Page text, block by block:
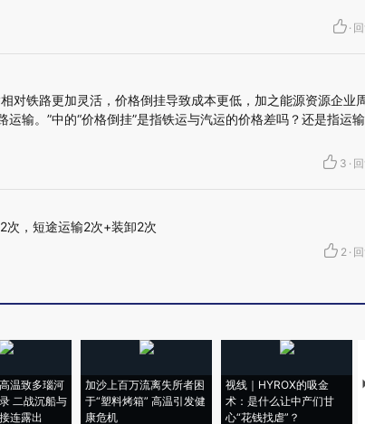
·
对铁路更加灵活，价格倒挂导致成本更低，加之能源资源企业
运输。”中的“价格倒挂”是指铁运与汽运的价格差吗？还是指运输
3 ·
次，短途运输2次+装卸2次
2 ·
温致多瑙河
二战沉船与
连露出
加沙上百万流离失所者困
于“塑料烤箱” 高温引发健
康危机
视线｜HYROX的吸金
术：是什么让中产们甘
心“花钱找虐”？